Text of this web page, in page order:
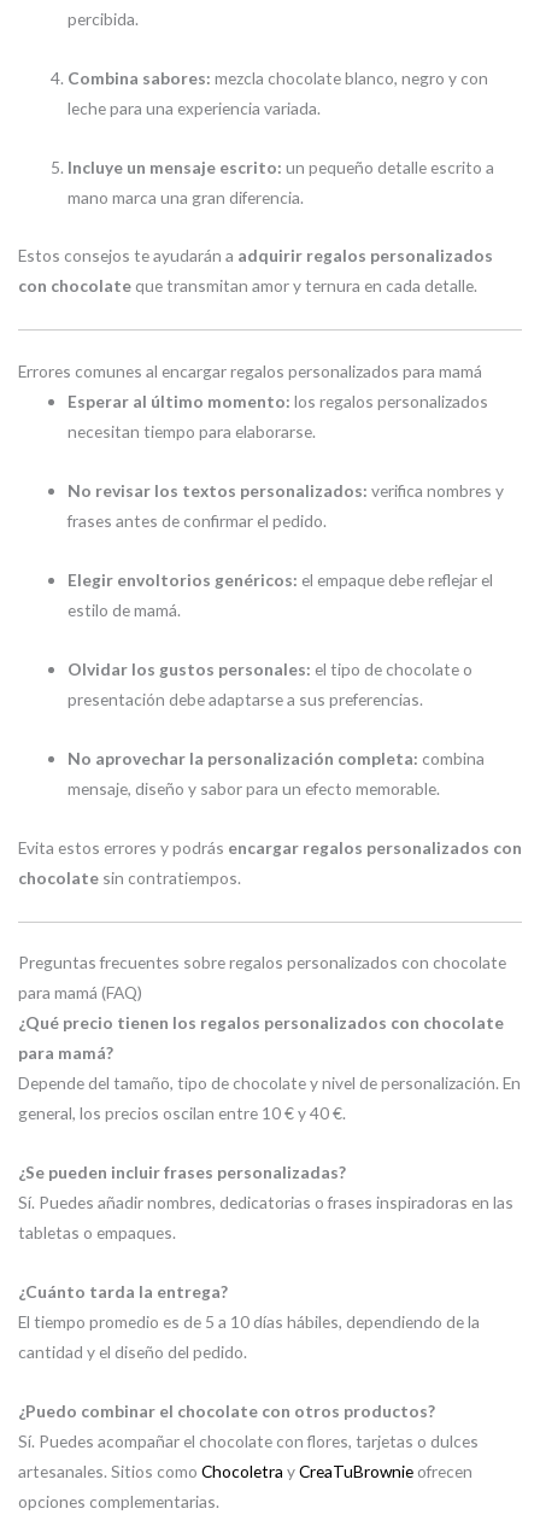
percibida.
Combina sabores: mezcla chocolate blanco, negro y con
leche para una experiencia variada.
Incluye un mensaje escrito: un pequeño detalle escrito a
mano marca una gran diferencia.
Estos consejos te ayudarán a adquirir regalos personalizados
con chocolate que transmitan amor y ternura en cada detalle.
Errores comunes al encargar regalos personalizados para mamá
Esperar al último momento: los regalos personalizados
necesitan tiempo para elaborarse.
No revisar los textos personalizados: verifica nombres y
frases antes de confirmar el pedido.
Elegir envoltorios genéricos: el empaque debe reflejar el
estilo de mamá.
Olvidar los gustos personales: el tipo de chocolate o
presentación debe adaptarse a sus preferencias.
No aprovechar la personalización completa: combina
mensaje, diseño y sabor para un efecto memorable.
Evita estos errores y podrás encargar regalos personalizados con
chocolate sin contratiempos.
Preguntas frecuentes sobre regalos personalizados con chocolate
para mamá (FAQ)
¿Qué precio tienen los regalos personalizados con chocolate
para mamá?
Depende del tamaño, tipo de chocolate y nivel de personalización. En
general, los precios oscilan entre 10 € y 40 €.
¿Se pueden incluir frases personalizadas?
Sí. Puedes añadir nombres, dedicatorias o frases inspiradoras en las
tabletas o empaques.
¿Cuánto tarda la entrega?
El tiempo promedio es de 5 a 10 días hábiles, dependiendo de la
cantidad y el diseño del pedido.
¿Puedo combinar el chocolate con otros productos?
Sí. Puedes acompañar el chocolate con flores, tarjetas o dulces
artesanales. Sitios como Chocoletra yCreaTuBrownie ofrecen
opciones complementarias.